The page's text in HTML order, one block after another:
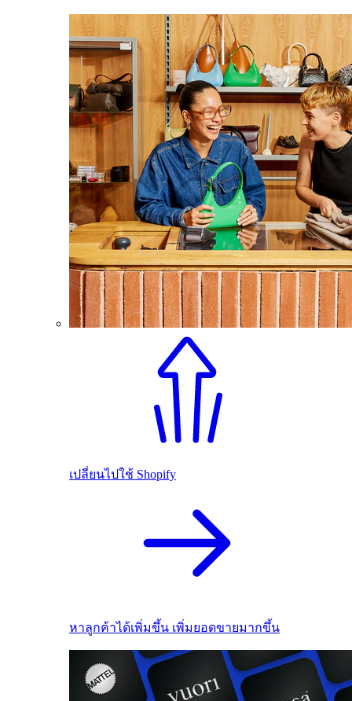
เปลี่ยนไปใช้ Shopify
หาลูกค้าได้เพิ่มขึ้น เพิ่มยอดขายมากขึ้น